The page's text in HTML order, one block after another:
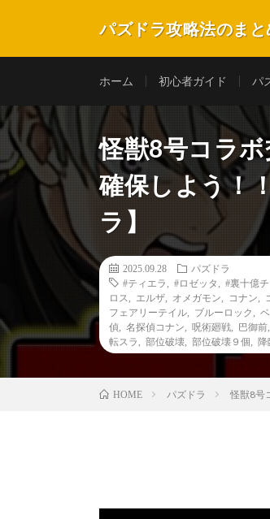
パズドラ攻略法のまと
ホーム 初心者ガイド パ
怪獣8号コラ
確保しよう！
ラ】
2025.09.28
パズドラ
#ティエラ
#ロゼッタ #裏十億
ロス
エルザ オメガモン コナン
フェアリーテイル
ブルーロック
偵
名探偵コナン 呪術廻戦 巴御前
転スラ
部位破壊 部位破壊９個 降
HOME パズドラ 怪獣8号